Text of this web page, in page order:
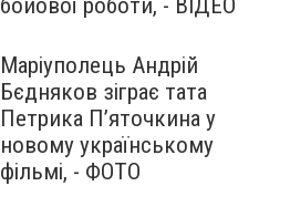
бойової роботи, - ВІДЕО
Маріуполець Андрій
Бєдняков зіграє тата
Петрика П’яточкина у
новому українському
фільмі, - ФОТО